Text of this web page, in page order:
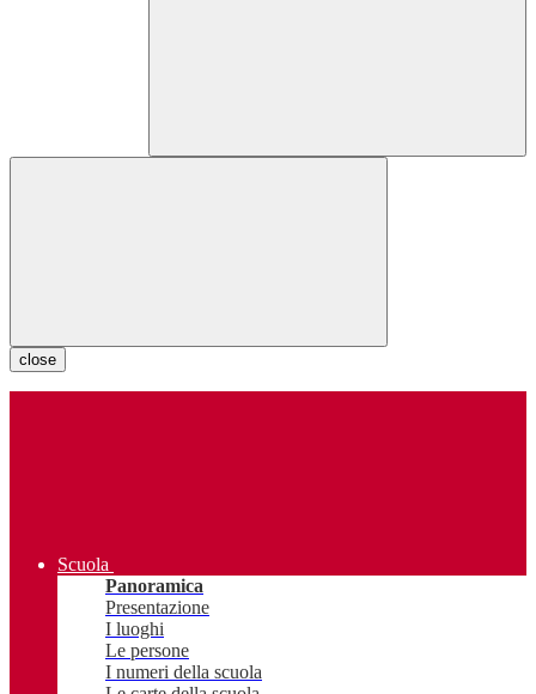
close
Scuola
Panoramica
Presentazione
I luoghi
Le persone
I numeri della scuola